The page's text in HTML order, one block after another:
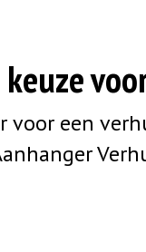
keuze
voor een